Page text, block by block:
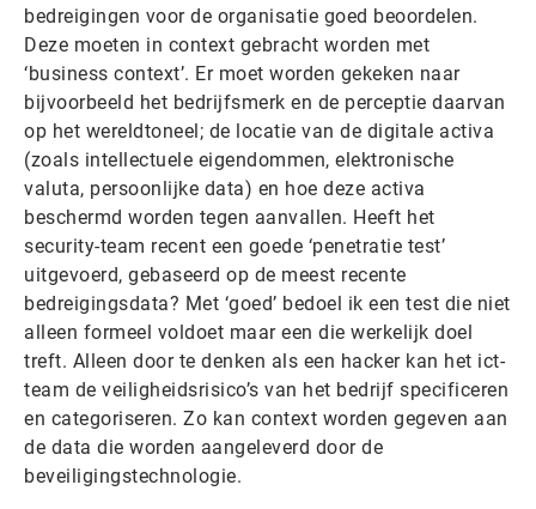
bedreigingen voor de organisatie goed beoordelen.
Deze moeten in context gebracht worden met
‘business context’. Er moet worden gekeken naar
bijvoorbeeld het bedrijfsmerk en de perceptie daarvan
op het wereldtoneel; de locatie van de digitale activa
(zoals intellectuele eigendommen, elektronische
valuta, persoonlijke data) en hoe deze activa
beschermd worden tegen aanvallen. Heeft het
security-team recent een goede ‘penetratie test’
uitgevoerd, gebaseerd op de meest recente
bedreigingsdata? Met ‘goed’ bedoel ik een test die niet
alleen formeel voldoet maar een die werkelijk doel
treft. Alleen door te denken als een hacker kan het ict-
team de veiligheidsrisico’s van het bedrijf specificeren
en categoriseren. Zo kan context worden gegeven aan
de data die worden aangeleverd door de
beveiligingstechnologie.